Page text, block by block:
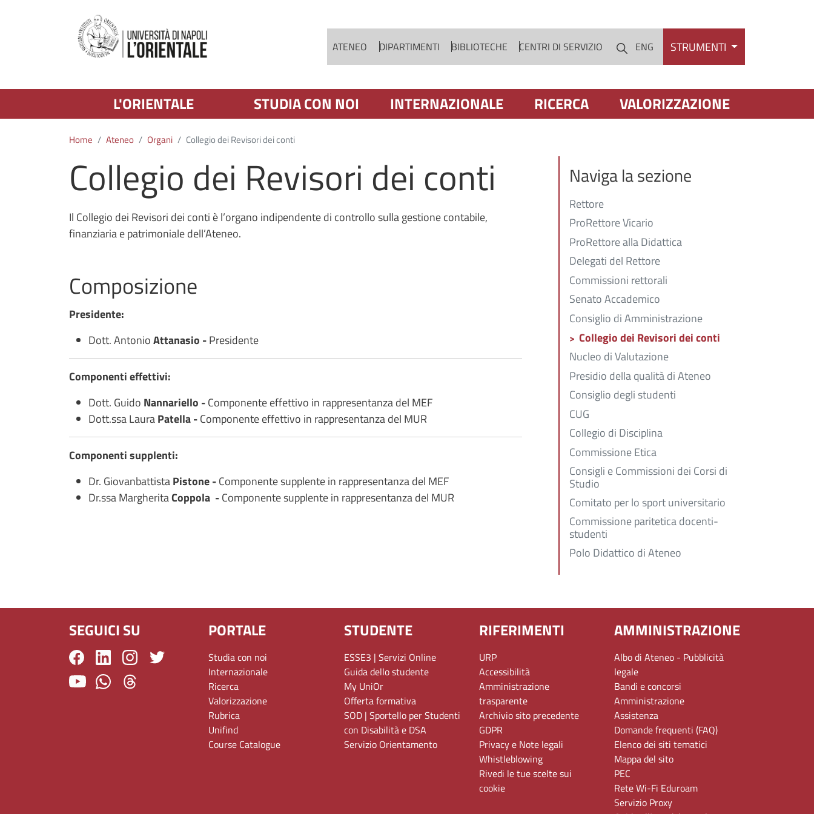
ATENEO DIPARTIMENTI BIBLIOTECHE CENTRI DI SERVIZIO CercaENG STRUMENTI
L'ORIENTALE STUDIA CON NOI INTERNAZIONALE RICERCA VALORIZZAZIONE
Home Ateneo Organi Collegio dei Revisori dei conti
Collegio dei Revisori dei conti
Il Collegio dei Revisori dei conti è l’organo indipendente di controllo sulla gestione contabile,
finanziaria e patrimoniale dell’Ateneo.
Composizione
Presidente:
Dott. AntonioAttanasio -Presidente
Componenti effettivi:
Dott. Guido Nannariello -Componente effettivo in rappresentanza del MEF
Dott.ssa LauraPatella -Componente effettivo in rappresentanza del MUR
Componenti supplenti:
Dr. GiovanbattistaPistone -Componente supplente in rappresentanza del MEF
Dr.ssa MargheritaCoppola -Componente supplente in rappresentanza del MUR
Naviga la sezione
Rettore
ProRettore Vicario
ProRettore alla Didattica
Delegati del Rettore
Commissioni rettorali
Senato Accademico
Consiglio di Amministrazione
Collegio dei Revisori dei conti
Nucleo di Valutazione
Presidio della qualità di Ateneo
Consiglio degli studenti
CUG
Collegio di Disciplina
Commissione Etica
Consigli e Commissioni dei Corsi di
Studio
Comitato per lo sport universitario
Commissione paritetica docenti-
studenti
Polo Didattico di Ateneo
SEGUICI SU PORTALE
Studia con noi
Internazionale
Ricerca
Valorizzazione
Rubrica
Unifind
Course Catalogue
STUDENTE
ESSE3 | Servizi Online
Guida dello studente
My UniOr
Offerta formativa
SOD | Sportello per Studenti
con Disabilità e DSA
Servizio Orientamento
RIFERIMENTI
URP
Accessibilità
Amministrazione
trasparente
Archivio sito precedente
GDPR
Privacy e Note legali
Whistleblowing
Rivedi le tue scelte sui
cookie
AMMINISTRAZIONE
Albo di Ateneo - Pubblicità
legale
Bandi e concorsi
Amministrazione
Assistenza
Domande frequenti (FAQ)
Elenco dei siti tematici
Mappa del sito
PEC
Rete Wi-Fi Eduroam
Servizio Proxy